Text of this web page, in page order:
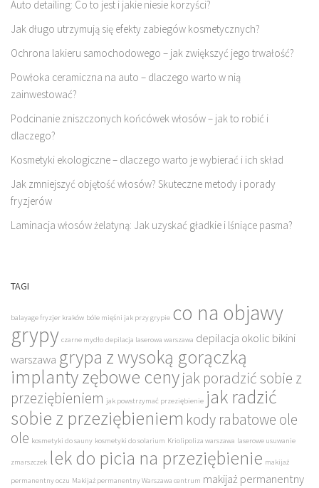
Auto detailing: Co to jest i jakie niesie korzyści?
Jak długo utrzymują się efekty zabiegów kosmetycznych?
Ochrona lakieru samochodowego – jak zwiększyć jego trwałość?
Powłoka ceramiczna na auto – dlaczego warto w nią
zainwestować?
Podcinanie zniszczonych końcówek włosów – jak to robić i
dlaczego?
Kosmetyki ekologiczne – dlaczego warto je wybierać i ich skład
Jak zmniejszyć objętość włosów? Skuteczne metody i porady
fryzjerów
Laminacja włosów żelatyną: Jak uzyskać gładkie i lśniące pasma?
TAGI
balayage fryzjer kraków bóle mięśni jak przy grypie co na objawy
grypy czarne mydło depilacja laserowa warszawa depilacja okolic bikini
warszawa grypa z wysoką gorączką
implanty zębowe cenyjak poradzić sobie z
przeziębieniem jak powstrzymać przeziębienie jak radzić
sobie z przeziębieniem kody rabatowe ole
ole kosmetyki do sauny kosmetyki do solarium Kriolipoliza warszawa laserowe usuwanie
zmarszczek lek do picia na przeziębienie makijaż
permanentny oczu Makijaż permanentny Warszawa centrum makijaż permanentny